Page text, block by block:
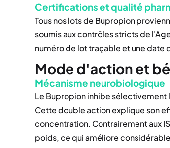
Certifications et qualité
Tous nos lots de Bupropion
soumis aux contrôles stricts de
numéro de lot traçable et une
Mode d'action et
Mécanisme neurobiologique
Le Bupropion inhibe sélectivement
Cette double action explique son
concentration. Contrairement aux
poids, ce qui améliore